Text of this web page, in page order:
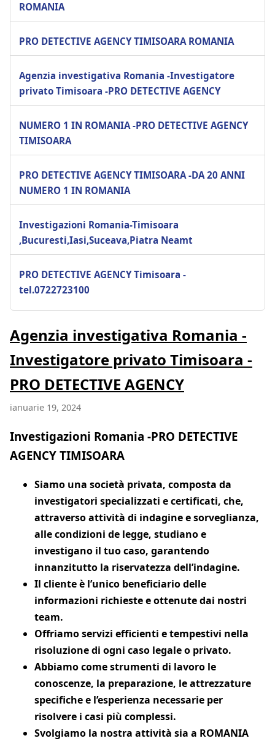
ROMANIA
PRO DETECTIVE AGENCY TIMISOARA ROMANIA
Agenzia investigativa Romania -Investigatore
privato Timisoara -PRO DETECTIVE AGENCY
NUMERO 1 IN ROMANIA -PRO DETECTIVE AGENCY
TIMISOARA
PRO DETECTIVE AGENCY TIMISOARA -DA 20 ANNI
NUMERO 1 IN ROMANIA
Investigazioni Romania-Timisoara
,Bucuresti,Iasi,Suceava,Piatra Neamt
PRO DETECTIVE AGENCY Timisoara -
tel.0722723100
Agenzia investigativa Romania -
Investigatore privato Timisoara -
PRO DETECTIVE AGENCY
ianuarie 19, 2024
Investigazioni Romania -PRO DETECTIVE
AGENCY TIMISOARA
Siamo una società privata, composta da
investigatori specializzati e certificati, che,
attraverso attività di indagine e sorveglianza,
alle condizioni de legge, studiano e
investigano il tuo caso, garantendo
innanzitutto la riservatezza dell’indagine.
Il cliente è l’unico beneficiario delle
informazioni richieste e ottenute dai nostri
team.
Offriamo servizi efficienti e tempestivi nella
risoluzione di ogni caso legale o privato.
Abbiamo come strumenti di lavoro le
conoscenze, la preparazione, le attrezzature
specifiche e l’esperienza necessarie per
risolvere i casi più complessi.
Svolgiamo la nostra attività sia a ROMANIA